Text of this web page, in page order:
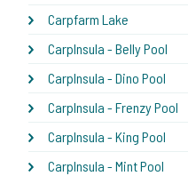
Carpfarm Lake
CarpInsula - Belly Pool
CarpInsula - Dino Pool
CarpInsula - Frenzy Pool
CarpInsula - King Pool
CarpInsula - Mint Pool